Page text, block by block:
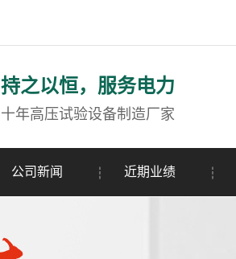
持之以恒，服务电力
十年高压试验设备制造厂家
公司新闻 近期业绩